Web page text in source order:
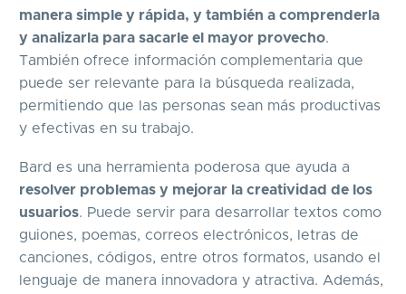
manera simple y rápida, y también a comprenderla
y analizarla para sacarle el mayor provecho.
También ofrece información complementaria que
puede ser relevante para la búsqueda realizada,
permitiendo que las personas sean más productivas
y efectivas en su trabajo.
Bard es una herramienta poderosa que ayuda a
resolver problemas y mejorar la creatividad de los
usuarios. Puede servir para desarrollar textos como
guiones, poemas, correos electrónicos, letras de
canciones, códigos, entre otros formatos, usando el
lenguaje de manera innovadora y atractiva. Además,